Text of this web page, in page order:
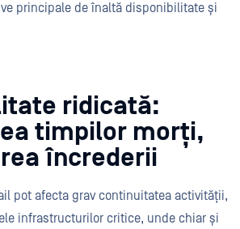
principale de înaltă disponibilitate și
ridicată:
timpilor morți,
încrederii
pot afecta grav continuitatea activității,
infrastructurilor critice, unde chiar și